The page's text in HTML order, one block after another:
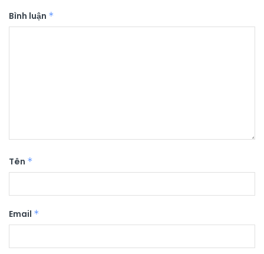
Bình luận *
Tên *
Email *